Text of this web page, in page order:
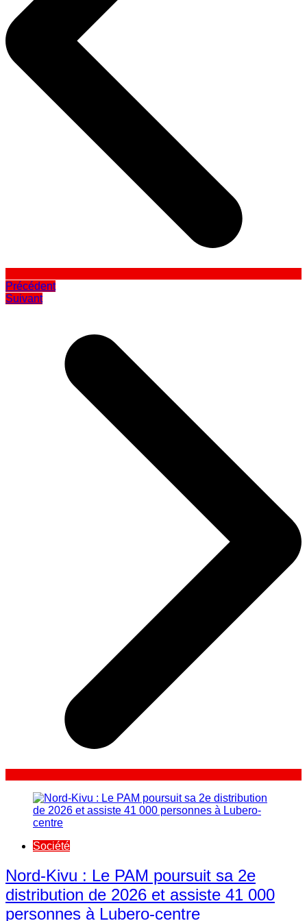
Précédent
Suivant
Société
Nord-Kivu : Le PAM poursuit sa 2e
distribution de 2026 et assiste 41 000
personnes à Lubero-centre